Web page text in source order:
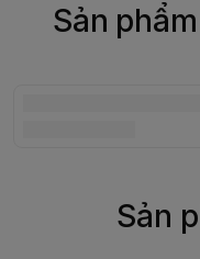
Sản
Sản